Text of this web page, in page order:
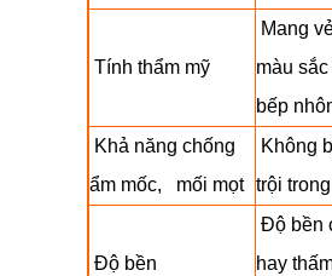
Tính thẩm mỹ
Mang
màu
bếp
Khả năng chống
ẩm mốc, mối mọt
Không
trội
Độ bền
Độ bền
hay